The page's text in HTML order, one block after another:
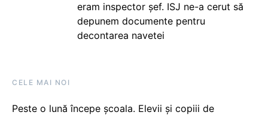
eram inspector șef. ISJ ne-a cerut să
depunem documente pentru
decontarea navetei
CELE MAI NOI
Peste o lună începe școala. Elevii și copiii de